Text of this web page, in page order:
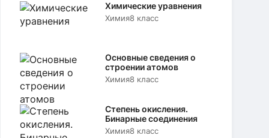
Химические уравнения
Химия8 класс
Основные сведения о
строении атомов
Химия8 класс
Степень окисления.
Бинарные соединения
Химия8 класс